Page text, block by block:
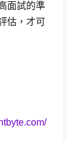
面試的準
估，才可